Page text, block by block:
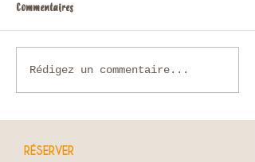
Que faire en Thaïlande en
novembre ?
Commentaires
Rédigez un commentaire...
RÉSERVER